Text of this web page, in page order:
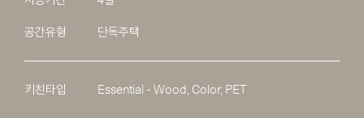
공간유형 단독주택
키친타입 Essential - Wood, Color, PET